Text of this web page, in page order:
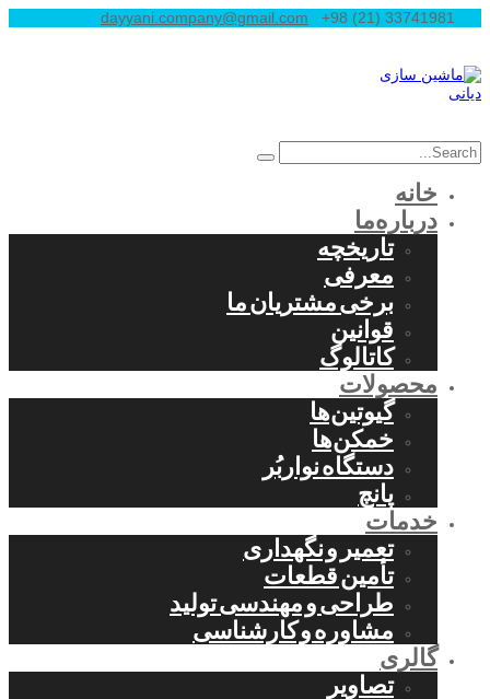
dayyani.company@gmail.com +98 (21) 33741981
خانه
درباره‌ما
تاریخچه
معرفی
برخی مشتریان ما
قوانین
کاتالوگ
محصولات
گیوتین‌ها
خمکن‌ها
دستگاه نواربُر
پانچ
خدمات
تعمیر و نگهداری
تأمین قطعات
طراحی و مهندسی تولید
مشاوره و کارشناسی
گالری
تصاویر